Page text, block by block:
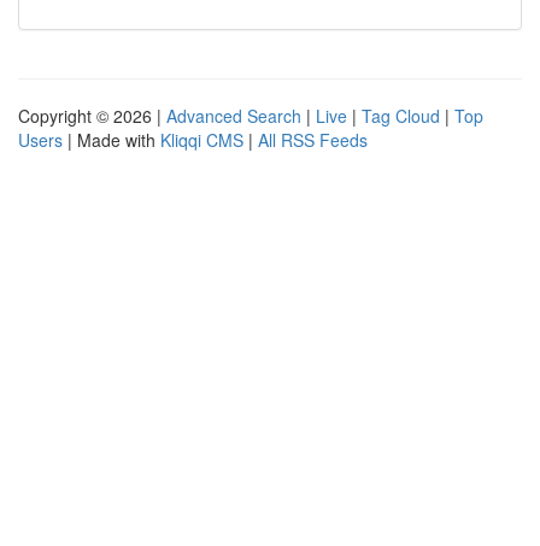
Copyright © 2026 | Advanced Search | Live | Tag Cloud | Top
Users | Made with Kliqqi CMS | All RSS Feeds